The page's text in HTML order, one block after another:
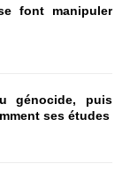
font manipuler
génocide, puis
ses études